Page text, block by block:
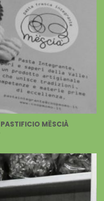
MËSCIÀ